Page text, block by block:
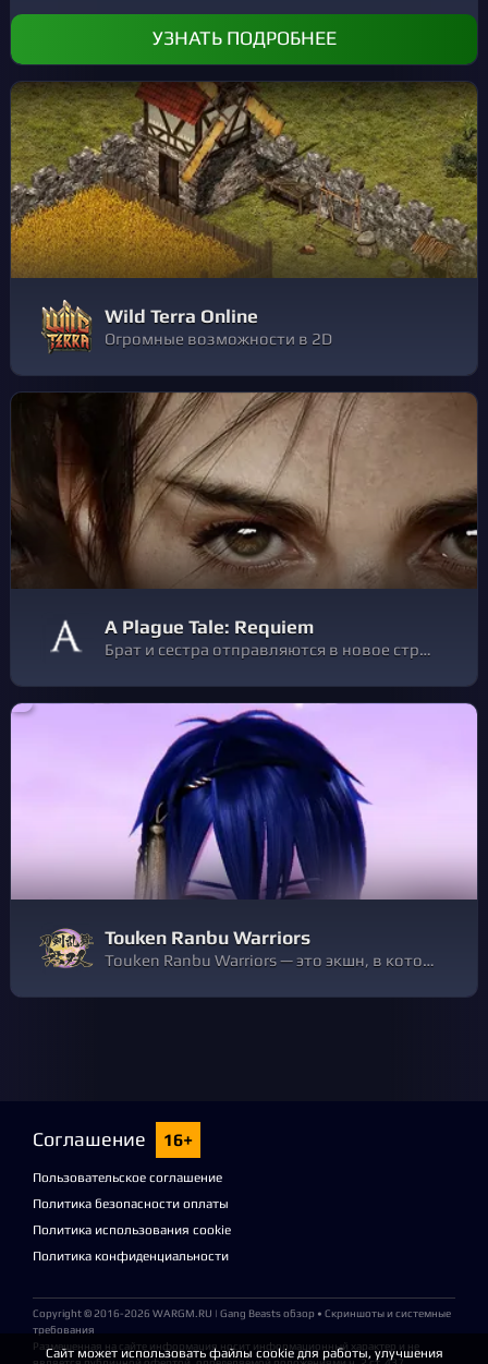
УЗНАТЬ ПОДРОБНЕЕ
Wild Terra Online
Огромные возможности в 2D
A Plague Tale: Requiem
Брат и сестра отправляются в новое странствие в суровом, полном тьмы мире. Решайте, на что вы готовы пойти, чтобы выжить и спасти своих любимых. Что бы вы ни выбрали, к вашим услугам богатый арсенал оружия, инструментов и магических сил.
Touken Ranbu Warriors
Touken Ranbu Warriors — это экшн, в котором объединились симулятор «духов клинков» Touken Ranbu -ONLINE-, разработанный DMM GAMES и NITRO PLUS, и потрясающая серия WARRIORS в стиле «1 против 1000» от KOEI TECMO GAMES.
Соглашение 16+
Пользовательское соглашение
Политика безопасности оплаты
Политика использования cookie
Политика конфиденциальности
Copyright © 2016-2026 WARGM.RU | Gang Beasts обзор • Скриншоты и системные
требования
Размещенная на сайте информация носит информационный характер и не
Сайт может использовать файлы cookie для работы, улучшения